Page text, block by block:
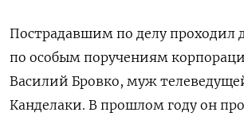
Пострадавшим по делу проходил
по особым поручениям
Василий Бровко, муж
Канделаки. В прошлом году он